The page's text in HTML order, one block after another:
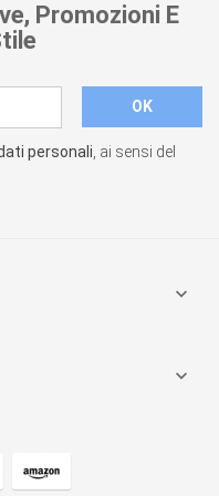
Promozioni E
personali , ai sensi del

